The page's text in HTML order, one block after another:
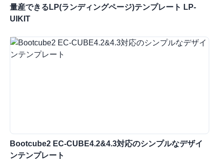
量産できるLP(ランディングページ)テンプレート LP-
UIKIT
Bootcube2 EC-CUBE4.2&4.3対応のシンプルなデザイ
ンテンプレート